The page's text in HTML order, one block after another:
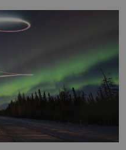
nebo někdo, koho